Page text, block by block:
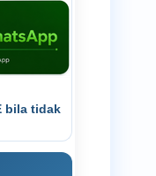
bila tidak